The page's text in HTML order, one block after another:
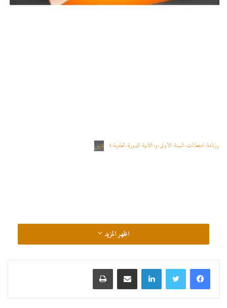
رزنامة-امتحانات-السنة-الاولى-و-الثانية-الدورة-العادية-1 تنزيل
رزنامة-امتحانات-السنة-الثالثة-الدورة-العادية-1
اظهر المزيد
لينكدإن مشاركة عبر البريد طباعة